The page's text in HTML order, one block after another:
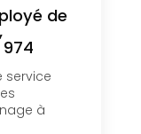
de
service
à